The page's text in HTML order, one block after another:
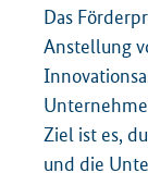
Das
Anstellung
Ziel ist es,
und die